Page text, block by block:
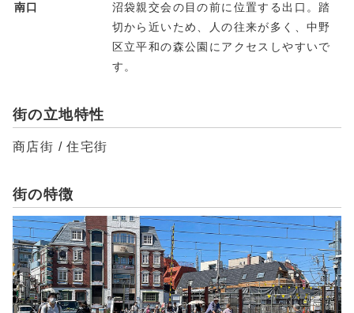
南口
沼袋親交会の目の前に位置する出口。踏
切から近いため、人の往来が多く、中野
区立平和の森公園にアクセスしやすいで
す。
街の立地特性
商店街 / 住宅街
街の特徴